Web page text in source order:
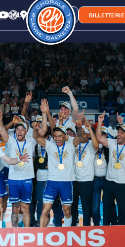
CALENDRIERCLASSEMENTCHORA'
BOUTIQUE BILLETTERIE